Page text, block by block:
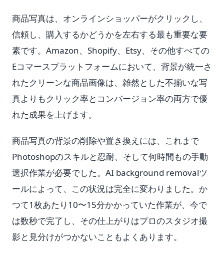
商品写真は、オンラインショッパーがクリックし、
信頼し、購入するかどうかを左右する最も重要な要
素です。Amazon、Shopify、Etsy、その他すべての
Eコマースプラットフォームにおいて、背景が統一さ
れたクリーンな商品画像は、雑然とした不揃いな写
真よりもクリック率とコンバージョン率の両方で優
れた成果を上げます。
商品写真の背景の削除や置き換えには、これまで
Photoshopのスキルと忍耐、そして何時間もの手動
選択作業が必要でした。AI background removalツ
ールによって、この状況は完全に変わりました。か
つて1枚あたり10〜15分かかっていた作業が、今で
は数秒で完了し、その仕上がりはプロのスタジオ撮
影と見分けがつかないこともよくあります。